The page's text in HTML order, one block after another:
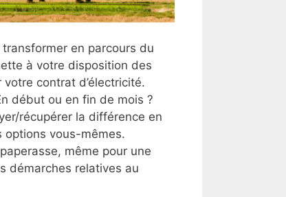
en parcours du
à votre disposition des
contrat d’électricité.
début ou en fin de mois ?
récupérer la différence en
options vous-mêmes.
même pour une
démarches relatives au